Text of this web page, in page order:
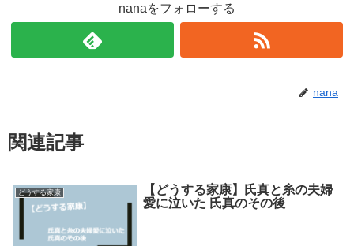
nanaをフォローする
nana
関連記事
どうする家康
【どうする家康】氏真と糸の夫婦
愛に泣いた 氏真のその後